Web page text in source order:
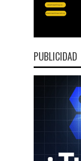
PUBLICIDAD